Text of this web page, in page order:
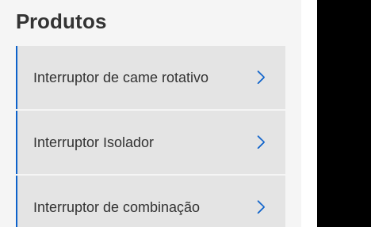
Produtos
Interruptor de came rotativo 
Interruptor Isolador 
Interruptor de combinação 